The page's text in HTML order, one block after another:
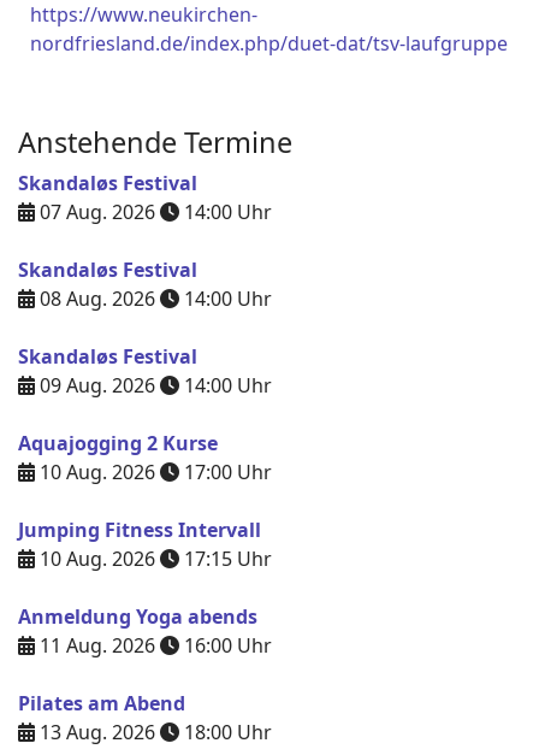
https://www.neukirchen-
nordfriesland.de/index.php/duet-dat/tsv-laufgruppe
Anstehende Termine
Skandaløs Festival
07 Aug. 2026
14:00 Uhr
Skandaløs Festival
08 Aug. 2026
14:00 Uhr
Skandaløs Festival
09 Aug. 2026
14:00 Uhr
Aquajogging 2 Kurse
10 Aug. 2026
17:00 Uhr
Jumping Fitness Intervall
10 Aug. 2026
17:15 Uhr
Anmeldung Yoga abends
11 Aug. 2026
16:00 Uhr
Pilates am Abend
13 Aug. 2026
18:00 Uhr